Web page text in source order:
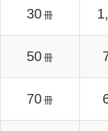
30冊
50冊
70冊